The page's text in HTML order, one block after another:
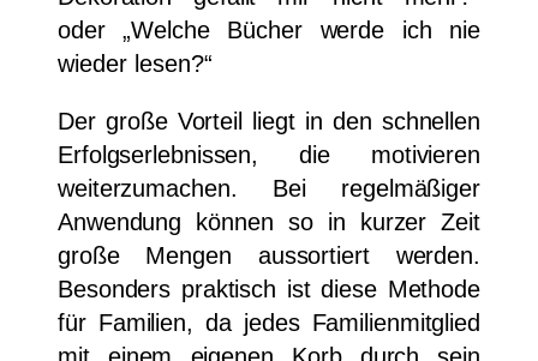
oder „Welche Bücher werde ich nie
wieder lesen?“
Der große Vorteil liegt in den schnellen
Erfolgserlebnissen, die motivieren
weiterzumachen. Bei regelmäßiger
Anwendung können so in kurzer Zeit
große Mengen aussortiert werden.
Besonders praktisch ist diese Methode
für Familien, da jedes Familienmitglied